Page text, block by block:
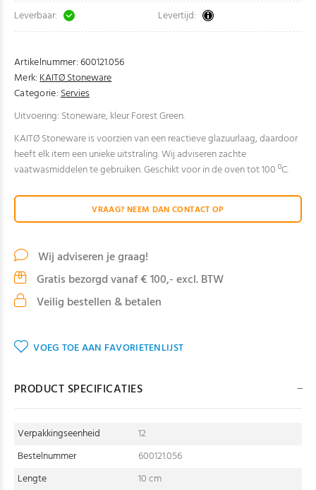
Leverbaar: Levertijd:
Artikelnummer:600121.056
Merk:KAITØ Stoneware
Categorie:Servies
Uitvoering: Stoneware, kleur Forest Green.
KAITØ Stoneware is voorzien van een reactieve glazuurlaag, daardoor
heeft elk item een unieke uitstraling. Wij adviseren zachte
vaatwasmiddelen te gebruiken. Geschikt voor in de oven tot 100 ºC.
VRAAG? NEEM DAN CONTACT OP
Wij adviseren je graag!
Gratis bezorgd vanaf € 100,- excl. BTW
Veilig bestellen & betalen
VOEG TOE AAN FAVORIETENLIJST
PRODUCT SPECIFICATIES
Verpakkingseenheid
12
Bestelnummer
600121.056
Lengte
10 cm